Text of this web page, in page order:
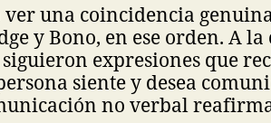
una coincidencia
y Bono, en ese orden. A
expresiones que
siente y desea
no verbal